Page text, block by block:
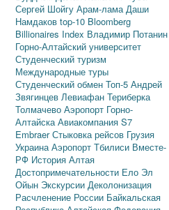
Сергей Шойгу Арам-ламаДаши
Намдаков top-10 Bloomberg
Billionaires Index Владимир Потанин
Горно-Алтайский университет
Студенческий туризм
Международные туры
Студенческий обмен Топ-5 Андрей
Звягинцев Левиафан Териберка
Толмачево Аэропорт Горно-
АлтайскаАвиакомпания S7
EmbraerСтыковка рейсов Грузия
УкраинаАэропорт Тбилиси Вместе-
РФ История Алтая
Достопримечательности Ело Эл
Ойын Экскурсии Деколонизация
Расчленение России Байкальская